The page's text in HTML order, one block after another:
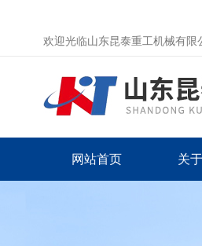
欢迎光临山东昆泰重工机械有限
网站首页 关